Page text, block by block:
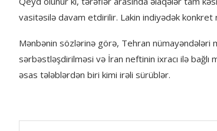
vasitəsilə davam etdirilir. Lakin indiyədək konkret
Mənbənin sözlərinə görə, Tehran nümayəndələri
sərbəstləşdirilməsi və İran neftinin ixracı ilə bağlı
əsas tələblərdən biri kimi irəli sürüblər.